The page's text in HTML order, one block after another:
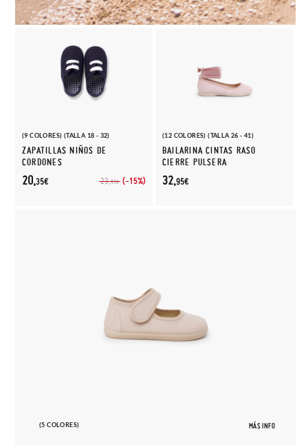
(9 COLORES) (TALLA 18 - 32)
ZAPATILLAS NIÑOS DE
CORDONES
23,95€ (-15%)
20,35€
(12 COLORES) (TALLA 26 - 41)
BAILARINA CINTAS RASO
CIERRE PULSERA
32,95€
(5 COLORES) MÁS INFO